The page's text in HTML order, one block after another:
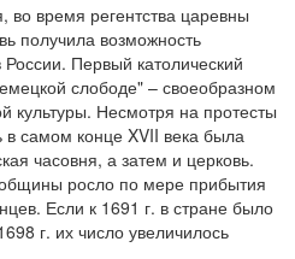
во время регентства царевны
получила возможность
Первый католический
слободе" – своеобразном
культуры. Несмотря на протесты
в самом конце XVII века была
часовня, а затем и церковь.
росло по мере прибытия
Если к 1691 г. в стране было
г. их число увеличилось